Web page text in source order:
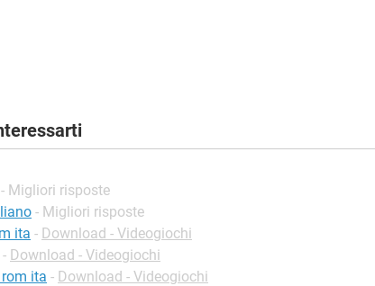
- Migliori risposte
- Migliori risposte
ita - Download - Videogiochi
- Download - Videogiochi
ita - Download - Videogiochi